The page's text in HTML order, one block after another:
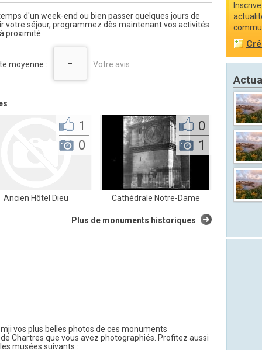
d'un week-end ou bien passer quelques jours de
votre séjour, programmez dès maintenant vos activités
proximité.
moyenne : - Votre avis
Ancien Hôtel Dieu
1
0
Cathédrale Notre-Dame
0
1
Plus de monuments historiques
vos plus belles photos de ces monuments
Chartres que vous avez photographiés. Profitez aussi
musées suivants :